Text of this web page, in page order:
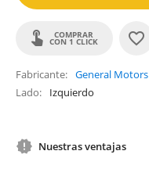
COMPRAR
CON 1 CLICK
Fabricante
General Motors
Lado
Izquierdo
Nuestras ventajas